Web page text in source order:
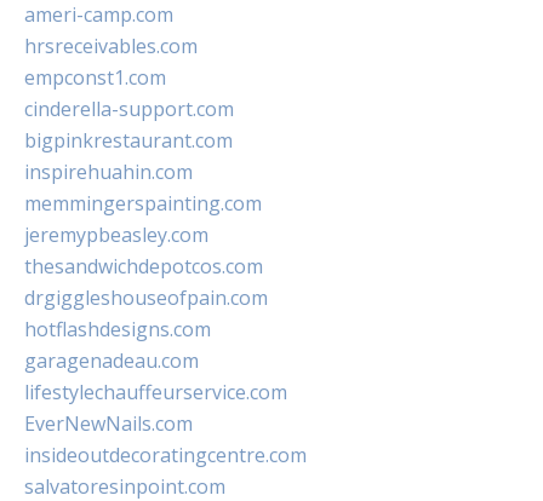
ameri-camp.com
hrsreceivables.com
empconst1.com
cinderella-support.com
bigpinkrestaurant.com
inspirehuahin.com
memmingerspainting.com
jeremypbeasley.com
thesandwichdepotcos.com
drgiggleshouseofpain.com
hotflashdesigns.com
garagenadeau.com
lifestylechauffeurservice.com
EverNewNails.com
insideoutdecoratingcentre.com
salvatoresinpoint.com